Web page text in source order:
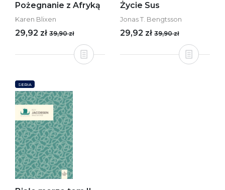
Pożegnanie z Afryką
Karen Blixen
29,92 zł 39,90 zł
Życie Sus
Jonas T. Bengtsson
29,92 zł 39,90 zł
SERIA